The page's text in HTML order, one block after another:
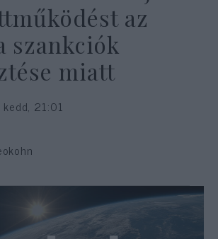
az
szankciók
miatt
21:01